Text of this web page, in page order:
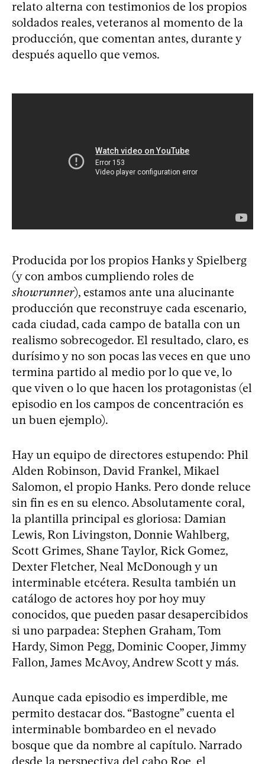
relato alterna con testimonios de los propios
soldados reales, veteranos al momento de la
producción, que comentan antes, durante y
después aquello que vemos.
Producida por los propios Hanks y Spielberg
(y con ambos cumpliendo roles de
showrunner), estamos ante una alucinante
producción que reconstruye cada escenario,
cada ciudad, cada campo de batalla con un
realismo sobrecogedor. El resultado, claro, es
durísimo y no son pocas las veces en que uno
termina partido al medio por lo que ve, lo
que viven o lo que hacen los protagonistas (el
episodio en los campos de concentración es
un buen ejemplo).
Hay un equipo de directores estupendo: Phil
Alden Robinson, David Frankel, Mikael
Salomon, el propio Hanks. Pero donde reluce
sin fin es en su elenco. Absolutamente coral,
la plantilla principal es gloriosa: Damian
Lewis, Ron Livingston, Donnie Wahlberg,
Scott Grimes, Shane Taylor, Rick Gomez,
Dexter Fletcher, Neal McDonough y un
interminable etcétera. Resulta también un
catálogo de actores hoy por hoy muy
conocidos, que pueden pasar desapercibidos
si uno parpadea: Stephen Graham, Tom
Hardy, Simon Pegg, Dominic Cooper, Jimmy
Fallon, James McAvoy, Andrew Scott y más.
Aunque cada episodio es imperdible, me
permito destacar dos. “Bastogne” cuenta el
interminable bombardeo en el nevado
bosque que da nombre al capítulo. Narrado